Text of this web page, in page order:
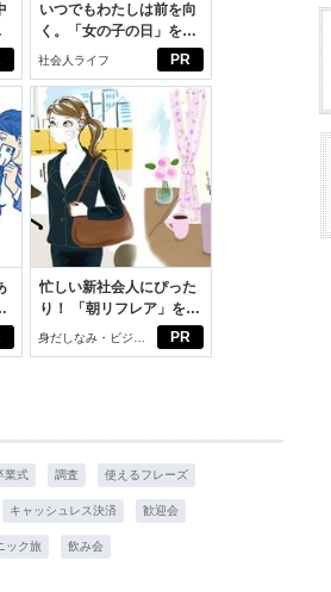
PR
いつでもわたしは前を向
く。「女の子の日」を前
向きに♪社会人エリ・大
社会人ライフ
PR
忙しい新社会人にぴった
り！ 「朝リフレア」をは
じめよう。しっかりニオ
イケアして24時間快適。
身だしなみ・ビジネ
スアイテム
業式 調査 使えるフレーズ
キャッシュレス決済 歓迎会
ック旅 飲み会